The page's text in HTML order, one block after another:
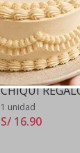
1 unidad
S/ 16.90
CHIQUI
1 unidad
S/ 16.90